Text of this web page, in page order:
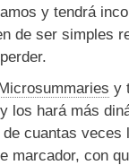
y tendrá
de ser simples
y
los hará más
cuantas veces
marcador, con